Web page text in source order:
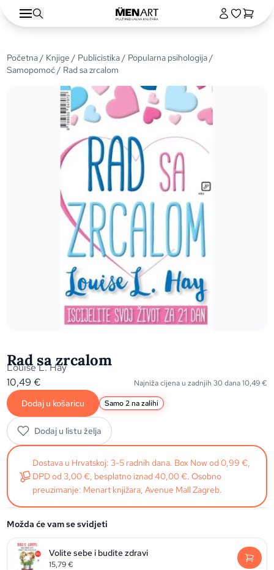
Početna/ Knjige / Publicistika/ Popularna psihologija /
Samopomoć/ Rad sa zrcalom
Rad sa zrcalom
Louise L. Hay
10,49€ Najniža cijena u zadnjih 30 dana10,49€
Dodaj u košaricu Samo 2 na zalihi
Dodaj u listu želja
Dostava u Hrvatskoj: 3-5 radnih dana. Box Now od 0,99 €,
DPD od 3,00 €, besplatno iznad 40,00 €. Osobno
preuzimanje: Menart knjižara, Avenue Mall Zagreb.
Možda će vam se svidjeti
Volite sebe i budite zdravi
15,79€